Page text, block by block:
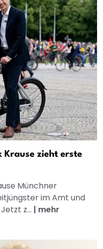
Krause zieht erste
Münchner
im Amt und
z... | mehr